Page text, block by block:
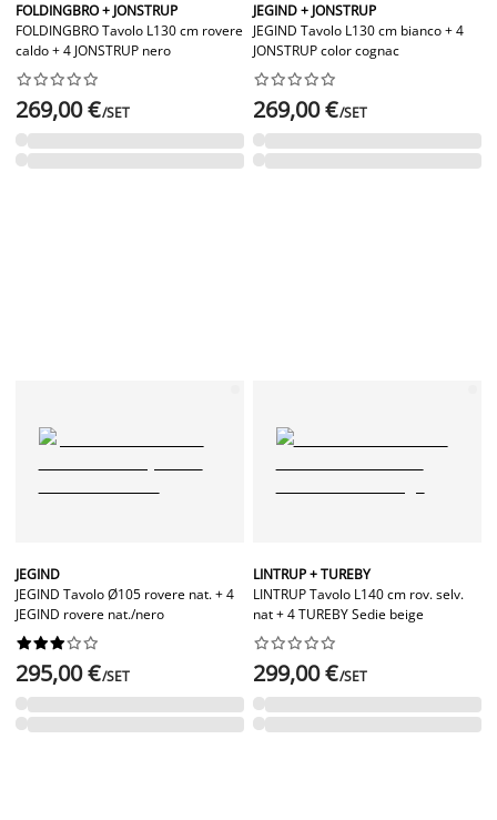
FOLDINGBRO + JONSTRUP
FOLDINGBRO Tavolo L130 cm rovere
caldo + 4 JONSTRUP nero






269,00 €/SET
JEGIND + JONSTRUP
JEGIND Tavolo L130 cm bianco + 4
JONSTRUP color cognac






269,00 €/SET
JEGIND
JEGIND Tavolo Ø105 rovere nat. + 4
JEGIND rovere nat./nero






295,00 €/SET
LINTRUP + TUREBY
LINTRUP Tavolo L140 cm rov. selv.
nat + 4 TUREBY Sedie beige






299,00 €/SET